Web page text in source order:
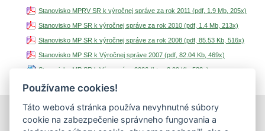
Stanovisko MPRV SR k výročnej správe za rok 2011 (pdf, 1.9 Mb, 205x)
Stanovisko MP SR k výročnej správe za rok 2010 (pdf, 1.4 Mb, 213x)
Stanovisko MP SR k výročnej správe za rok 2008 (pdf, 85.53 Kb, 516x)
Stanovisko MP SR k Výročnej správe 2007 (pdf, 82.04 Kb, 469x)
Stanovisko MP SR k Výr. správe 2006 (htm, 2.99 Kb, 533x)
tlačiť|mapa stránok|Vyhlásenie o prístupnosti
Copyright © 2026 Správca obsahu - Výskumný ústav potravinársky,
Používame cookies!
Táto webová stránka používa nevyhnutné súbory
cookie na zabezpečenie správneho fungovania a